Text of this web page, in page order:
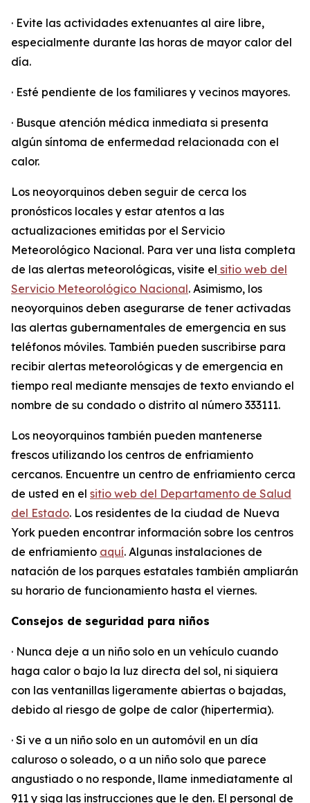
· Evite las actividades extenuantes al aire libre,
especialmente durante las horas de mayor calor del
día.
· Esté pendiente de los familiares y vecinos mayores.
· Busque atención médica inmediata si presenta
algún síntoma de enfermedad relacionada con el
calor.
Los neoyorquinos deben seguir de cerca los
pronósticos locales y estar atentos a las
actualizaciones emitidas por el Servicio
Meteorológico Nacional. Para ver una lista completa
de las alertas meteorológicas, visite el sitio web del
Servicio Meteorológico Nacional. Asimismo, los
neoyorquinos deben asegurarse de tener activadas
las alertas gubernamentales de emergencia en sus
teléfonos móviles. También pueden suscribirse para
recibir alertas meteorológicas y de emergencia en
tiempo real mediante mensajes de texto enviando el
nombre de su condado o distrito al número 333111.
Los neoyorquinos también pueden mantenerse
frescos utilizando los centros de enfriamiento
cercanos. Encuentre un centro de enfriamiento cerca
de usted en el sitio web del Departamento de Salud
del Estado. Los residentes de la ciudad de Nueva
York pueden encontrar información sobre los centros
de enfriamiento aquí. Algunas instalaciones de
natación de los parques estatales también ampliarán
su horario de funcionamiento hasta el viernes.
Consejos de seguridad para niños
· Nunca deje a un niño solo en un vehículo cuando
haga calor o bajo la luz directa del sol, ni siquiera
con las ventanillas ligeramente abiertas o bajadas,
debido al riesgo de golpe de calor (hipertermia).
· Si ve a un niño solo en un automóvil en un día
caluroso o soleado, o a un niño solo que parece
angustiado o no responde, llame inmediatamente al
911 y siga las instrucciones que le den. El personal de